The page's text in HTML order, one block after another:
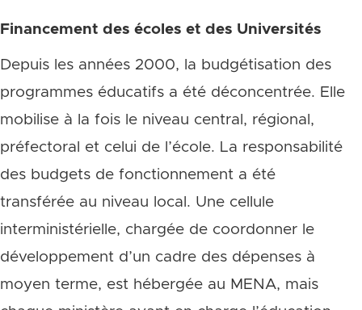
Financement des écoles et des Universités
Depuis les années 2000, la budgétisation des
programmes éducatifs a été déconcentrée. Elle
mobilise à la fois le niveau central, régional,
préfectoral et celui de l’école. La responsabilité
des budgets de fonctionnement a été
transférée au niveau local. Une cellule
interministérielle, chargée de coordonner le
développement d’un cadre des dépenses à
moyen terme, est hébergée au MENA, mais